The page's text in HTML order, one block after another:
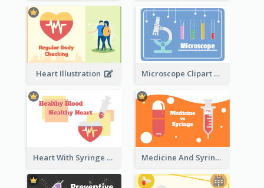
Heart Illustration Microscope Clipart With Test Tube
Heart With Syringe Clipart Medicine And Syringe Comparison